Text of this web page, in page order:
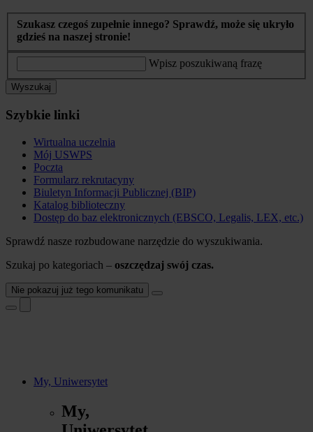
Szukasz czegoś zupełnie innego? Sprawdź, może się ukryło
gdzieś na naszej stronie!
Wpisz poszukiwaną frazę
Wyszukaj
Szybkie linki
Wirtualna uczelnia
Mój USWPS
Poczta
Formularz rekrutacyny
Biuletyn Informacji Publicznej (BIP)
Katalog biblioteczny
Dostęp do baz elektronicznych (EBSCO, Legalis, LEX, etc.)
Sprawdź nasze rozbudowane narzędzie do wyszukiwania.
Szukaj po kategoriach – oszczędzaj swój czas.
Nie pokazuj już tego komunikatu
My, Uniwersytet
My,